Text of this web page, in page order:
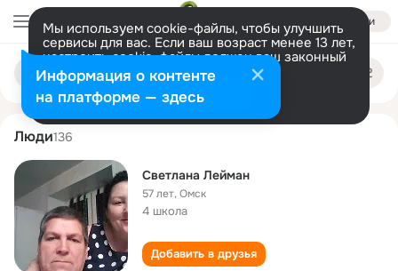
Войти
Мы используем cookie-файлы, чтобы улучшить
сервисы для вас. Если ваш возраст менее 13 лет,
настроить cookie-файлы должен ваш законный
представитель. Больше информации
Разрешить все Настроить
Поиск
людям
svetlana leyman
Люди136
Светлана Лейман
57 лет,Омск
4 школа
Добавить в друзья
Информация о контенте
на платформе — здесь